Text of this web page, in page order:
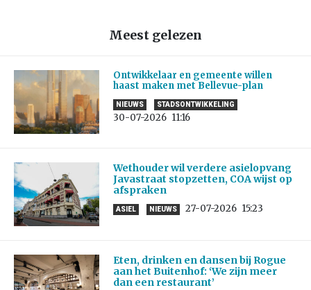
Meest gelezen
Ontwikkelaar en gemeente willen
haast maken met Bellevue-plan
NIEUWS STADSONTWIKKELING
30-07-2026 11:16
Wethouder wil verdere asielopvang
Javastraat stopzetten, COA wijst op
afspraken
ASIEL NIEUWS 27-07-2026 15:23
Eten, drinken en dansen bij Rogue
aan het Buitenhof: ‘We zijn meer
dan een restaurant’